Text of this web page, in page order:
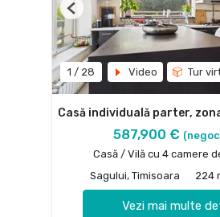
1 / 28 Video Tur
Previous
Casă individuală parter,
587,900 €
Casă / Vilă cu 4 camere
Sagului, Timisoara
224
Vezi mai multe